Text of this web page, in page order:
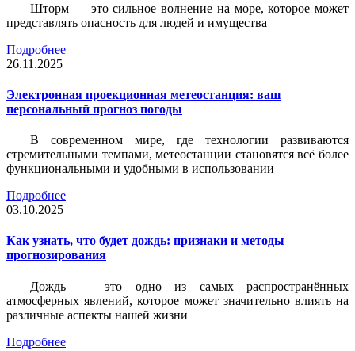
Шторм — это сильное волнение на море, которое может
представлять опасность для людей и имущества
Подробнее
26.11.2025
Электронная проекционная метеостанция: ваш
персональный прогноз погоды
В современном мире, где технологии развиваются
стремительными темпами, метеостанции становятся всё более
функциональными и удобными в использовании
Подробнее
03.10.2025
Как узнать, что будет дождь: признаки и методы
прогнозирования
Дождь — это одно из самых распространённых
атмосферных явлений, которое может значительно влиять на
различные аспекты нашей жизни
Подробнее